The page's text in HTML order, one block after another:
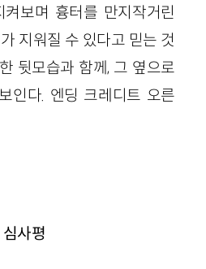
보며 흉터를 만지작거린
지워질 수 있다고 믿는 것
뒷모습과 함께, 그 옆으로
인다. 엔딩 크레디트 오른
심사평